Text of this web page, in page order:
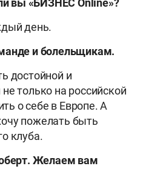
вы «БИЗНЕС Online»?
день.
и болельщикам.
достойной и
только на российской
о себе в Европе. А
пожелать быть
клуба.
Желаем вам